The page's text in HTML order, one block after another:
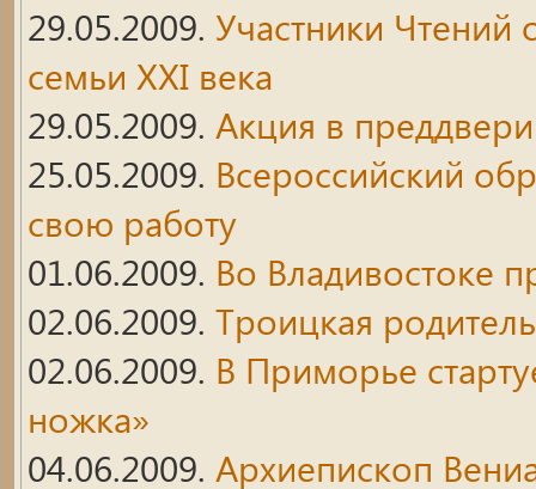
29.05.2009. Участники
семьи XXI века
29.05.2009. Акция в
25.05.2009. Всероссийский
свою работу
01.06.2009. Во Владивостоке
02.06.2009. Троицкая
02.06.2009. В Приморье
ножка»
04.06.2009. Архиепископ